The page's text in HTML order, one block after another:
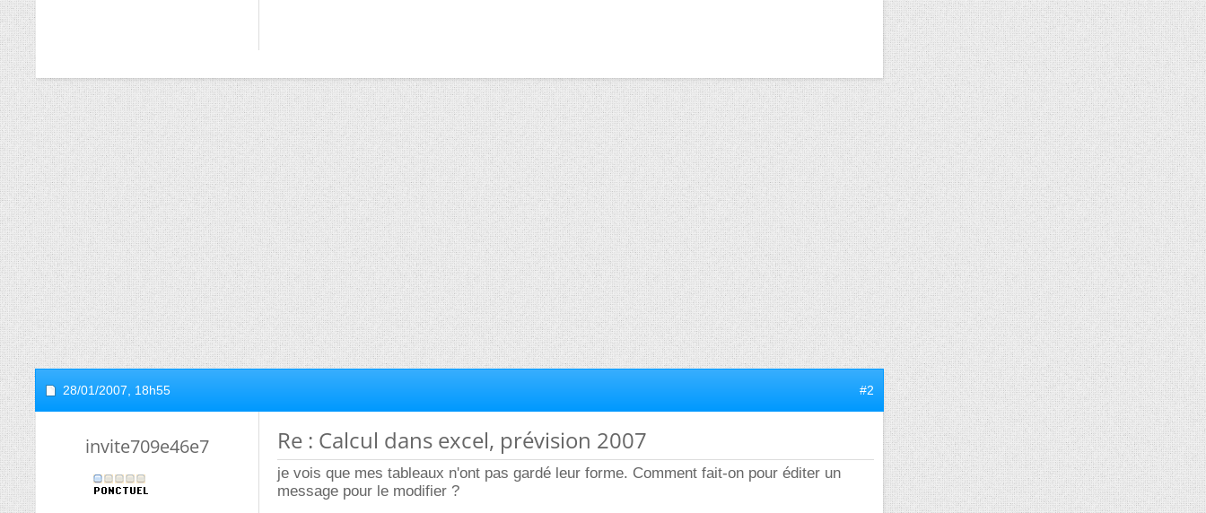
28/01/2007, 18h55 #2
invite709e46e7 Re : Calcul dans excel, prévision 2007
je vois que mes tableaux n'ont pas gardé leur forme. Comment fait-on pour éditer un
message pour le modifier ?